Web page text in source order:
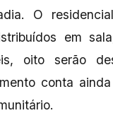
O
em
oito serão
conta